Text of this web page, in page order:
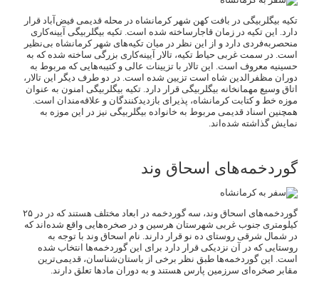
تکیه بیگلربیگی در بافت کهن شهر کرمانشاه در محله قدیمی فیض‌آباد قرار
دارد. این تکیه در زمان قاجارساخته شده است. تکیه بیگلربیگی آیینه‌کاری
منحصربه‌فردی دارد و از این نظر در میان تکیه‌های شهر کرمانشاه بی‌نظیر
است. در سمت غربی حیاط تکیه، تالار آیینه‌کاری بزرگی ساخته شده که به
حسینیه معروف است. این تالار با تزیینات عالی و کتیبه‌هایی که مربوط به
دوران مظفرالدین شاه است تزیین شده است. در دو طرف دیگر این تالار،
اتاق وسیع مهمانخانه بیگلربیگی قرار دارد. تکیه بیگلربیگی امنون به عنوان
موزه خط و کتابت کرمانشاه، پذیرای بازدیدکنندگان و علاقه‌مندان است.
همچنین اسناد قدیمی مربوط به خانواده بیگلربیگی نیز در این موزه به
نمایش گذاشته شده‌اند.
گوردخمه‌های اسحاق وند
گوردخمه‌های اسحاق وند، سه گوردخمه در ابعاد مختلف هستند که در در ۲۵
کیلومتری جنوب غربی شهرستان هرسین و در صخره‌هایی واقع شده‌اند که
در شمال شرقی روستای ده نو قرار دارند. نام اسحاق وند با توجه به
روستایی که در آن نزدیکی قرار دارد برای این گوردخمه‌ها انتخاب شده
است. این گوردخمه‌ها طبق نظر برخی از باستان‌شناسان، قدیمی‌ترین
مقابر صخره‌ای سرزمین پارس هستند و به دوران مادها تعلق دارند.